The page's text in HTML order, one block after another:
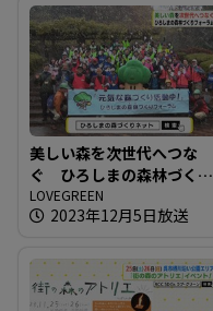
美しい森を次世代へつな
ぐ ひろしまの森林づくり
フォーラム
LOVEGREEN
2023年12月5日放送